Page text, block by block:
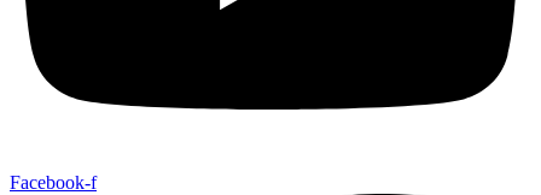
Facebook-f